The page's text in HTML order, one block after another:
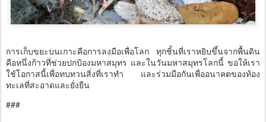
การเก็บขยะบนเกาะคือการลงมือเพื่อโลก ทุกชิ้นที่เราหยิบขึ้นจากพื้นดิน
คือหนึ่งก้าวที่ช่วยปกป้องมหาสมุทร และในวันมหาสมุทรโลกนี้ ขอให้เรา
ใช้โอกาสนี้เพื่อทบทวนสิ่งที่เราทำ และร่วมมือกันเพื่ออนาคตของท้อง
ทะเลที่สะอาดและยั่งยืน
###